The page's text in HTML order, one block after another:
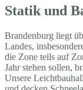
Statik und
Brandenburg liegt
Landes,
die Zone teils auf
Jahr stehen sollen,
Unsere